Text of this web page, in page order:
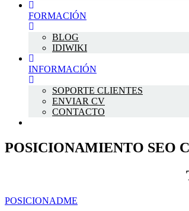
FORMACIÓN
BLOG
IDIWIKI
INFORMACIÓN
SOPORTE CLIENTES
ENVIAR CV
CONTACTO
POSICIONAMIENTO SEO
POSICIONADME